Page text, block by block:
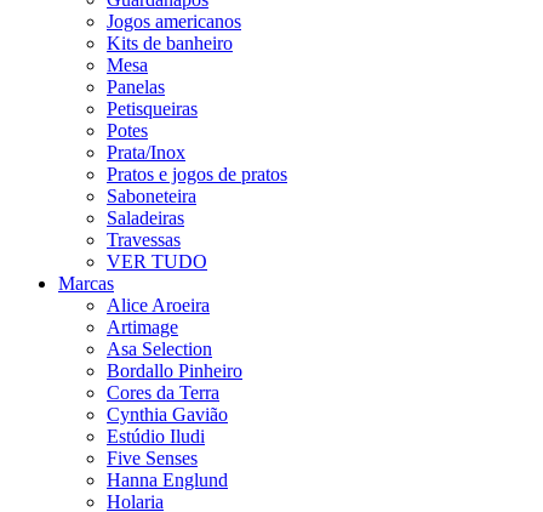
Jogos americanos
Kits de banheiro
Mesa
Panelas
Petisqueiras
Potes
Prata/Inox
Pratos e jogos de pratos
Saboneteira
Saladeiras
Travessas
VER TUDO
Marcas
Alice Aroeira
Artimage
Asa Selection
Bordallo Pinheiro
Cores da Terra
Cynthia Gavião
Estúdio Iludi
Five Senses
Hanna Englund
Holaria